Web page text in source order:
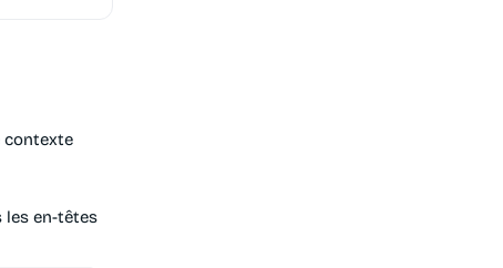
contexte
les en-têtes